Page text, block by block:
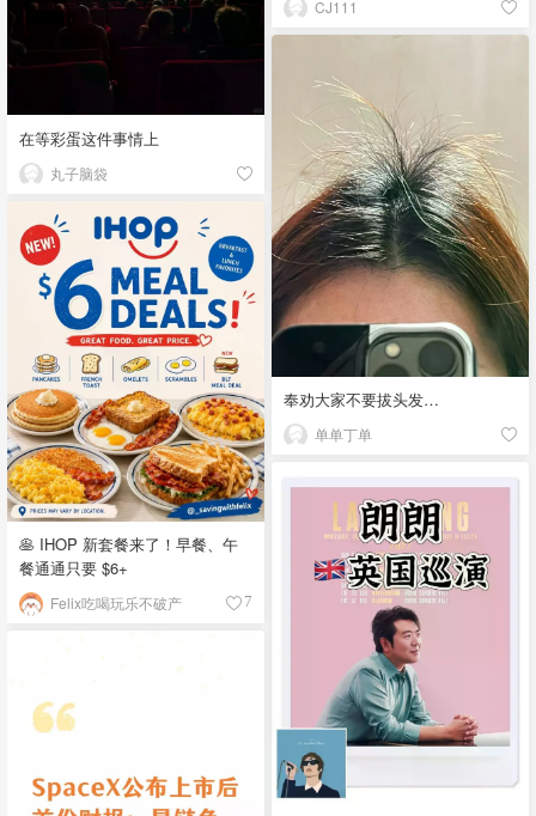
CJ111
在等彩蛋这件事情上
丸子脑袋
奉劝大家不要拔头发…
单单丁单
🥞 IHOP 新套餐来了！早餐、午
餐通通只要 $6+
Felix吃喝玩乐不破产 7